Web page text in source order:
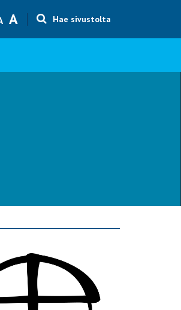
Text size smaller
AText size bigger
Hae sivustolta